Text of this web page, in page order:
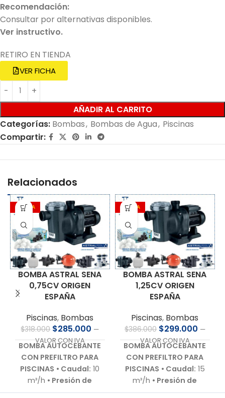
Recomendación:
Consultar por alternativas disponibles.
Ver instructivo.
RETIRO EN TIENDA
VER FICHA
AÑADIR AL CARRITO
Categorías: Bombas, Bombas de Agua, Piscinas
Compartir:
Relacionados
OFERTA
BOMBA ASTRAL SENA
0,75CV ORIGEN
ESPAÑA
Piscinas, Bombas
$318.000 $285.000 —
VALOR CON IVA
BOMBA AUTOCEBANTE
CON PREFILTRO PARA
PISCINAS • Caudal: 10
m³/h • Presión de
trabajo:9,0 m.c.a.•
OFERTA
BOMBA ASTRAL SENA
1,25CV ORIGEN
ESPAÑA
Piscinas, Bombas
$386.000 $299.000 —
VALOR CON IVA
BOMBA AUTOCEBANTE
CON PREFILTRO PARA
PISCINAS • Caudal: 15
m³/h • Presión de
trabajo:9,0 m.c.a.•